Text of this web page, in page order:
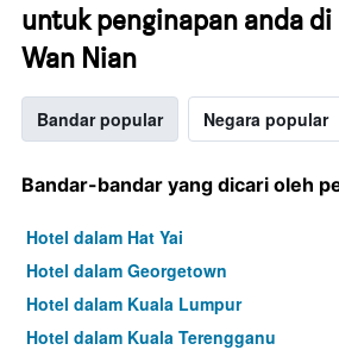
untuk penginapan anda di
Wan Nian
Bandar popular Negara popular
Bandar-bandar yang dicari oleh
Hotel dalam Hat Yai
Hotel dalam Georgetown
Hotel dalam Kuala Lumpur
Hotel dalam Kuala Terengganu